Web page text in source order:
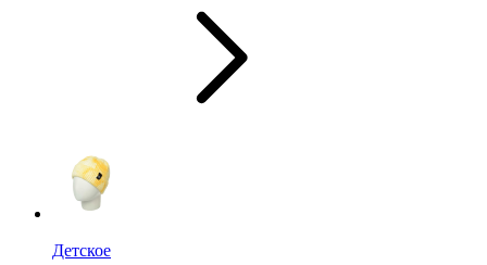
Детское